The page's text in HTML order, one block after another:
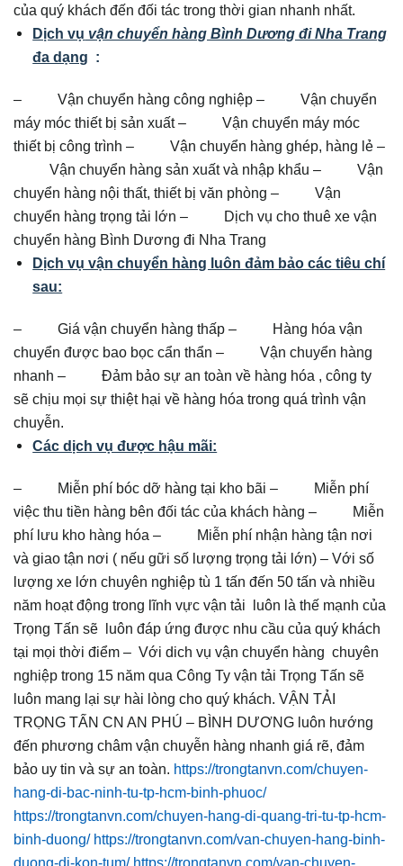
của quý khách đến đối tác trong thời gian nhanh nhất.
Dịch vụ vận chuyển hàng Bình Dương đi Nha Trang
đa dạng :
– Vận chuyển hàng công nghiệp – Vận chuyển
máy móc thiết bị sản xuất – Vận chuyển máy móc
thiết bị công trình – Vận chuyển hàng ghép, hàng lẻ –
Vận chuyển hàng sản xuất và nhập khẩu – Vận
chuyển hàng nội thất, thiết bị văn phòng – Vận
chuyển hàng trọng tải lớn – Dịch vụ cho thuê xe vận
chuyển hàng Bình Dương đi Nha Trang
Dịch vụ vận chuyển hàng luôn đảm bảo các tiêu chí
sau:
– Giá vận chuyển hàng thấp – Hàng hóa vận
chuyển được bao bọc cẩn thẩn – Vận chuyển hàng
nhanh – Đảm bảo sự an toàn về hàng hóa , công ty
sẽ chịu mọi sự thiệt hại về hàng hóa trong quá trình vận
chuyễn.
Các dịch vụ được hậu mãi:
– Miễn phí bóc dỡ hàng tại kho bãi – Miễn phí
việc thu tiền hàng bên đối tác của khách hàng – Miễn
phí lưu kho hàng hóa – Miễn phí nhận hàng tận nơi
và giao tận nơi ( nếu gữi số lượng trọng tải lớn) – Với số
lượng xe lớn chuyên nghiệp tù 1 tấn đến 50 tấn và nhiều
năm hoạt động trong lĩnh vực vận tải luôn là thế mạnh của
Trọng Tấn sẽ luôn đáp ứng được nhu cầu của quý khách
tại mọi thời điểm – Với dich vụ vận chuyển hàng chuyên
nghiệp trong 15 năm qua Công Ty vận tải Trọng Tấn sẽ
luôn mang lại sự hài lòng cho quý khách. VẬN TẢI
TRỌNG TẤN CN AN PHÚ – BÌNH DƯƠNG luôn hướng
đến phương châm vận chuyễn hàng nhanh giá rẽ, đảm
bảo uy tin và sự an toàn. https://trongtanvn.com/chuyen-
hang-di-bac-ninh-tu-tp-hcm-binh-phuoc/
https://trongtanvn.com/chuyen-hang-di-quang-tri-tu-tp-hcm-
binh-duong/ https://trongtanvn.com/van-chuyen-hang-binh-
duong-di-kon-tum/ https://trongtanvn.com/van-chuyen-